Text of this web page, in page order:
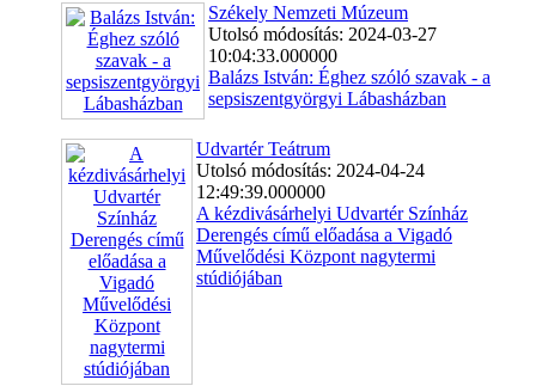
Székely Nemzeti Múzeum
Utolsó módosítás: 2024-03-27
10:04:33.000000
Balázs István: Éghez szóló szavak - a
sepsiszentgyörgyi Lábasházban
Udvartér Teátrum
Utolsó módosítás: 2024-04-24
12:49:39.000000
A kézdivásárhelyi Udvartér Színház
Derengés című előadása a Vigadó
Művelődési Központ nagytermi
stúdiójában